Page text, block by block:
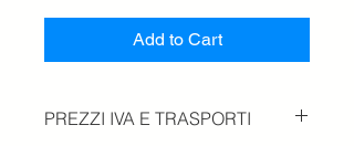
Add to Cart
PREZZI IVA E TRASPORTI